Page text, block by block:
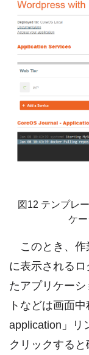
図12 テンプレ
ケ
このとき、作
に表示される
たアプリケー
トなどは画面
application」リ
クリックする